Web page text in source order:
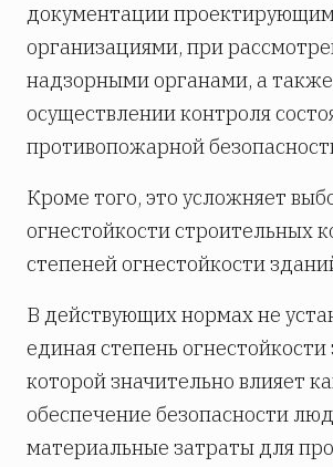
документации
организациями, при
надзорными органами, а
осуществлении контроля
противопожарной
Кроме того, это усложняет
огнестойкости строительных
степеней огнестойкости
В действующих нормах не
единая степень
которой значительно влияет
обеспечение безопасности
материальные затраты для